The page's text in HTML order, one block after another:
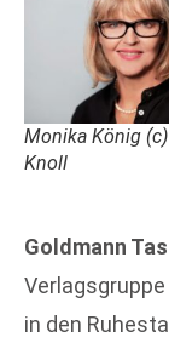
Monika König
Knoll
Goldmann
Verlagsgruppe
in den